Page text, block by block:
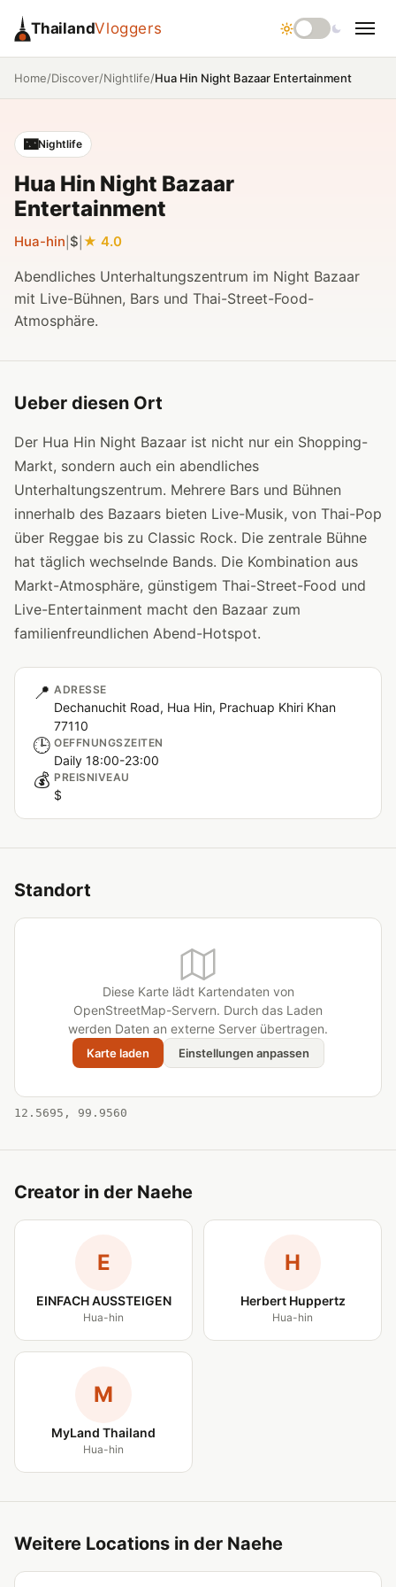
ThailandVloggers
Home/Discover/Nightlife/Hua Hin Night Bazaar Entertainment
🌃Nightlife
Hua Hin Night Bazaar
Entertainment
Hua-hin $ 4.0
Abendliches Unterhaltungszentrum im Night Bazaar
mit Live-Bühnen, Bars und Thai-Street-Food-
Atmosphäre.
Ueber diesen Ort
Der Hua Hin Night Bazaar ist nicht nur ein Shopping-
Markt, sondern auch ein abendliches
Unterhaltungszentrum. Mehrere Bars und Bühnen
innerhalb des Bazaars bieten Live-Musik, von Thai-Pop
über Reggae bis zu Classic Rock. Die zentrale Bühne
hat täglich wechselnde Bands. Die Kombination aus
Markt-Atmosphäre, günstigem Thai-Street-Food und
Live-Entertainment macht den Bazaar zum
familienfreundlichen Abend-Hotspot.
📍 ADRESSE
Dechanuchit Road, Hua Hin, Prachuap Khiri Khan
77110
🕒 OEFFNUNGSZEITEN
Daily 18:00-23:00
💰 PREISNIVEAU
$
Standort
Diese Karte lädt Kartendaten von
OpenStreetMap-Servern. Durch das Laden
werden Daten an externe Server übertragen.
Karte laden Einstellungen anpassen
12.5695, 99.9560
Creator in der Naehe
E
EINFACH AUSSTEIGEN
Hua-hin
H
Herbert Huppertz
Hua-hin
M
MyLand Thailand
Hua-hin
Weitere Locations in der Naehe